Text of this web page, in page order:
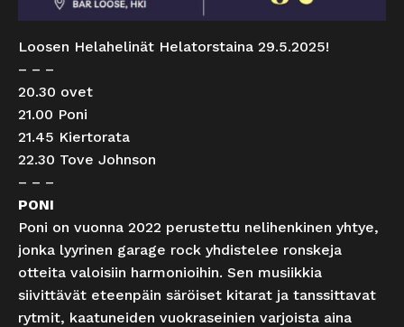
Loosen Helahelinät Helatorstaina 29.5.2025!
– – –
20.30 ovet
21.00 Poni
21.45 Kiertorata
22.30 Tove Johnson
– – –
PONI
Poni on vuonna 2022 perustettu nelihenkinen yhtye,
jonka lyyrinen garage rock yhdistelee ronskeja
otteita valoisiin harmonioihin. Sen musiikkia
siivittävät eteenpäin säröiset kitarat ja tanssittavat
rytmit, kaatuneiden vuokraseinien varjoista aina